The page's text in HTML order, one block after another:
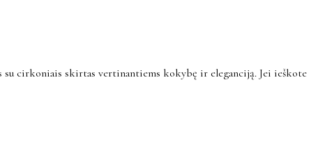
su cirkoniais skirtas vertinantiems kokybę ir eleganciją. Jei ieškote